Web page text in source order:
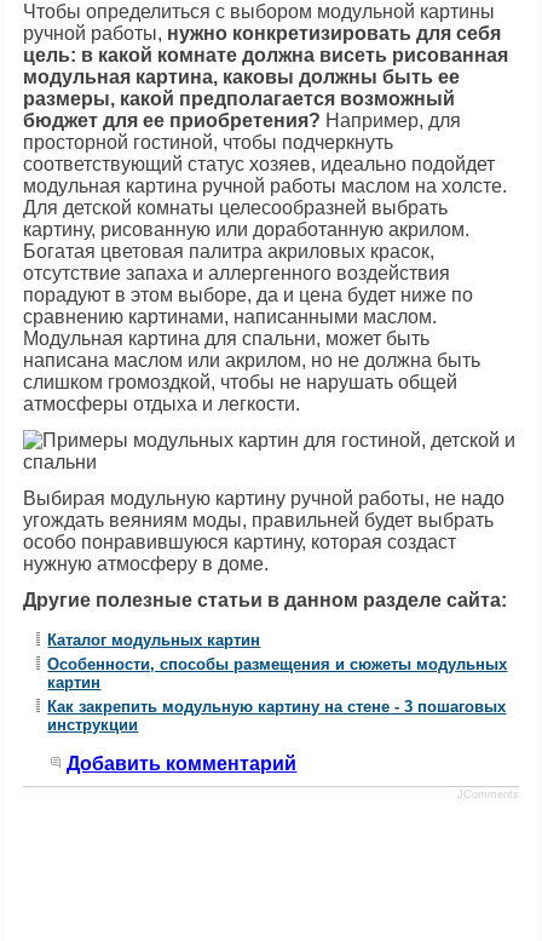
Чтобы определиться с выбором модульной картины
ручной работы, нужно конкретизировать для себя
цель: в какой комнате должна висеть рисованная
модульная картина, каковы должны быть ее
размеры, какой предполагается возможный
бюджет для ее приобретения? Например, для
просторной гостиной, чтобы подчеркнуть
соответствующий статус хозяев, идеально подойдет
модульная картина ручной работы маслом на холсте.
Для детской комнаты целесообразней выбрать
картину, рисованную или доработанную акрилом.
Богатая цветовая палитра акриловых красок,
отсутствие запаха и аллергенного воздействия
порадуют в этом выборе, да и цена будет ниже по
сравнению картинами, написанными маслом.
Модульная картина для спальни, может быть
написана маслом или акрилом, но не должна быть
слишком громоздкой, чтобы не нарушать общей
атмосферы отдыха и легкости.
Выбирая модульную картину ручной работы, не надо
угождать веяниям моды, правильней будет выбрать
особо понравившуюся картину, которая создаст
нужную атмосферу в доме.
Другие полезные статьи в данном разделе сайта:
Каталог модульных картин
Особенности, способы размещения и сюжеты модульных
картин
Как закрепить модульную картину на стене - 3 пошаговых
инструкции
Добавить комментарий
JComments